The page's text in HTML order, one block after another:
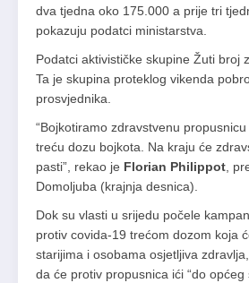
dva tjedna oko 175.000 a prije tri
pokazuju podatci ministarstva.
Podatci aktivističke skupine Žuti broj
Ta je skupina proteklog vikenda
prosvjednika.
“Bojkotiramo zdravstvenu
treću dozu bojkota. Na kraju će
pasti”, rekao je Florian Philippot ,
Domoljuba (krajnja desnica).
Dok su vlasti u srijedu počele
protiv covida-19 trećom dozom koja
starijima i osobama osjetljiva
da će protiv propusnica ići “do općeg